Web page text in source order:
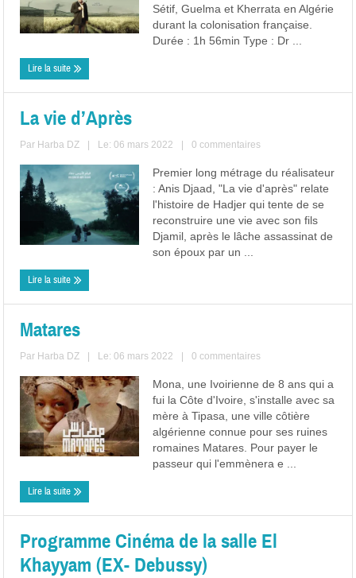
Sétif, Guelma et Kherrata en Algérie
durant la colonisation française.
Durée : 1h 56min Type : Dr ...
Lire la suite
La vie d’Après
Par Harba DZ Le: 06 mars 2022 0 commentaires
Premier long métrage du réalisateur
: Anis Djaad, "La vie d'après" relate
l'histoire de Hadjer qui tente de se
reconstruire une vie avec son fils
Djamil, après le lâche assassinat de
son époux par un ...
Lire la suite
Matares
Par Harba DZ Le: 06 mars 2022 0 commentaires
Mona, une Ivoirienne de 8 ans qui a
fui la Côte d'Ivoire, s'installe avec sa
mère à Tipasa, une ville côtière
algérienne connue pour ses ruines
romaines Matares. Pour payer le
passeur qui l'emmènera e ...
Lire la suite
Programme Cinéma de la salle El
Khayyam (EX- Debussy)